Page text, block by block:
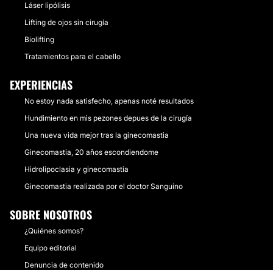
Láser lipólisis
Lifting de ojos sin cirugía
Biolifting
Tratamientos para el cabello
EXPERIENCIAS
No estoy nada satisfecho, apenas noté resultados
Hundimiento en mis pezones depues de la cirugía
Una nueva vida mejor tras la ginecomastia
Ginecomastia, 20 años escondiendome
Hidrolipoclasia y ginecomastia
Ginecomastia realizada por el doctor Sanguino
SOBRE NOSOTROS
¿Quiénes somos?
Equipo editorial
Denuncia de contenido